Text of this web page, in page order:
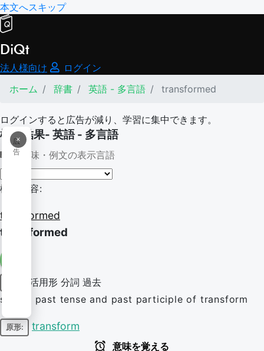
本文へスキップ
DiQt
法人様向け
ログイン
ホーム
辞書 英語 - 多言語 transformed
ログインすると広告が減り、学習に集中できます。
×
広
告
検索結果- 英語 - 多言語
意味・例文の表示言語
検索内容:
transformed
transformed
活用形 分詞 過去
simple past tense and past participle of transform
原形: transform
意味を覚える